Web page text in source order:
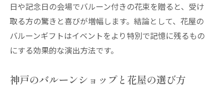
日や記念日の会場でバルーン付きの花束を贈ると、受け
取る方の驚きと喜びが増幅します。結論として、花屋の
バルーンギフトはイベントをより特別で記憶に残るもの
にする効果的な演出方法です。
神戸のバルーンショップと花屋の選び方